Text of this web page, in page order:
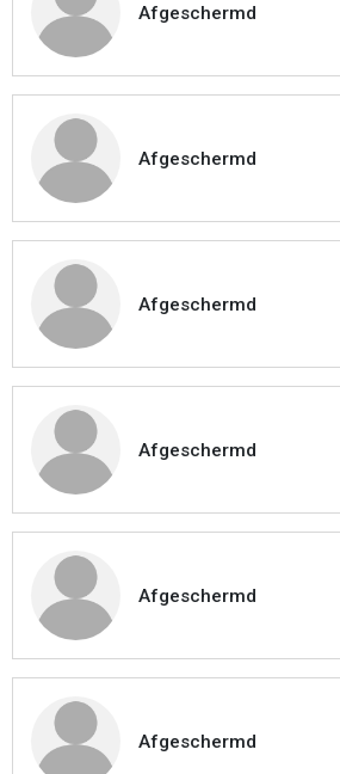
Afgeschermd
Afgeschermd
Afgeschermd
Afgeschermd
Afgeschermd
Afgeschermd